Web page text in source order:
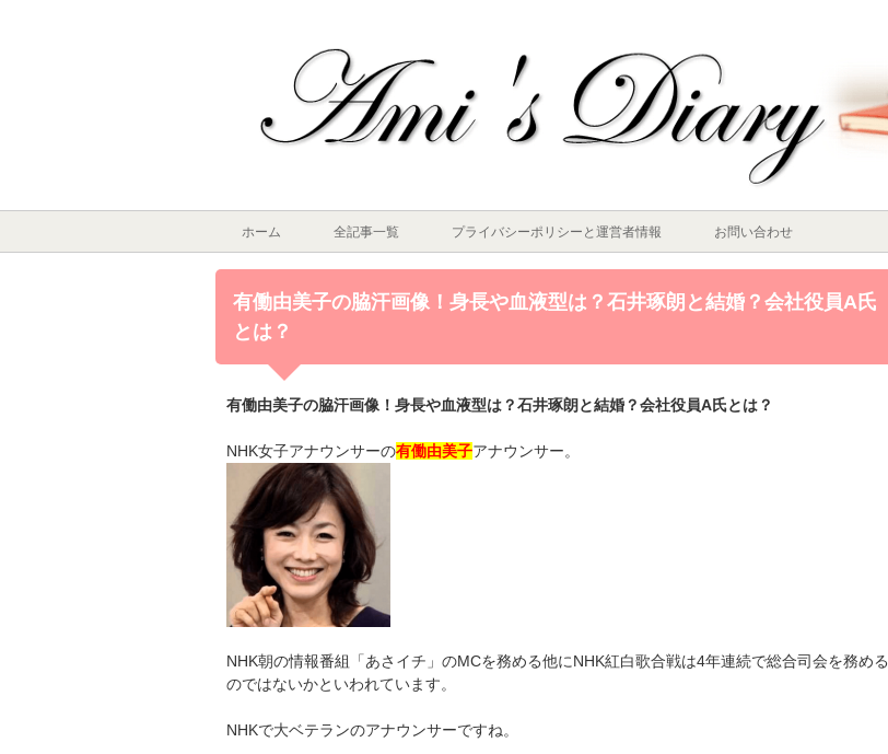
ホーム 全記事一覧 プライバシーポリシーと運営者情報 お問い合わせ
有働由美子の脇汗画像！身長や血液型は？石井琢朗と結婚？会社役員A氏
とは？
有働由美子の脇汗画像！身長や血液型は？石井琢朗と結婚？会社役員A氏とは？
NHK女子アナウンサーの有働由美子アナウンサー。
NHK朝の情報番組「あさイチ」のMCを務める他にNHK紅白歌合戦は4年連続で総合司会を務める
のではないかといわれています。
NHKで大ベテランのアナウンサーですね。